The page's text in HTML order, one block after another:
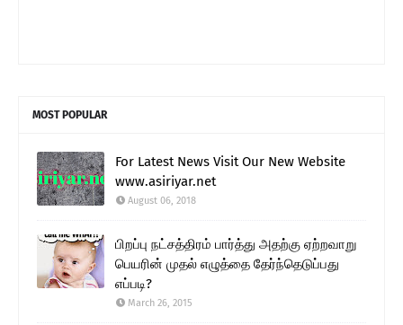
MOST POPULAR
For Latest News Visit Our New Website
www.asiriyar.net
August 06, 2018
பிறப்பு நட்சத்திரம் பார்த்து அதற்கு ஏற்றவாறு
பெயரின் முதல் எழுத்தை தேர்ந்தெடுப்பது
எப்படி?
March 26, 2015